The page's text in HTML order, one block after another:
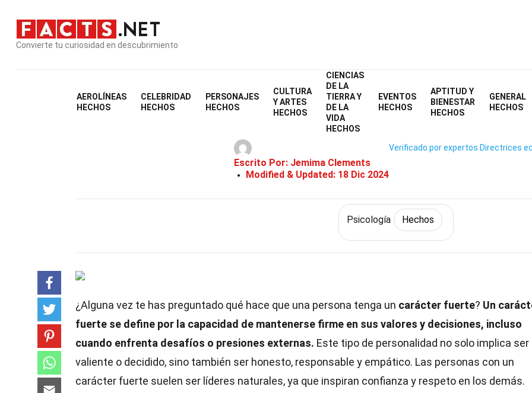
Convierte tu curiosidad en descubrimiento
AEROLÍNEAS
HECHOS
CELEBRIDAD
HECHOS
PERSONAJES
HECHOS
CULTURA
Y ARTES
HECHOS
CIENCIAS
DE LA
TIERRA Y
DE LA
VIDA
HECHOS
EVENTOS
HECHOS
APTITUD Y
BIENESTAR
HECHOS
GENERAL
HECHOS
Aptitud y Bienestar
34 Hechos Sobre Carácter
Escrito Por: Jemima Clements
Modified & Updated: 18 Dic 2024
Verificado por expertos Directrices
Psicología Hechos
¿Alguna vez te has preguntado qué hace que una persona tenga un carácter fuerte? Un
fuerte se define por la capacidad de mantenerse firme en sus valores y decisiones, incluso
cuando enfrenta desafíos o presiones externas. Este tipo de personalidad no solo implica ser
valiente o decidido, sino también ser honesto, responsable y empático. Las personas con un
carácter fuerte suelen ser líderes naturales, ya que inspiran confianza y respeto en los demás.